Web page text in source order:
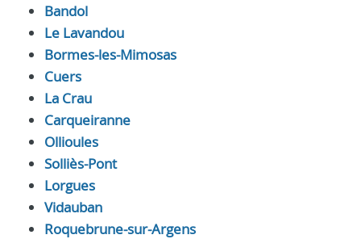
Bandol
Le Lavandou
Bormes-les-Mimosas
Cuers
La Crau
Carqueiranne
Ollioules
Solliès-Pont
Lorgues
Vidauban
Roquebrune-sur-Argens